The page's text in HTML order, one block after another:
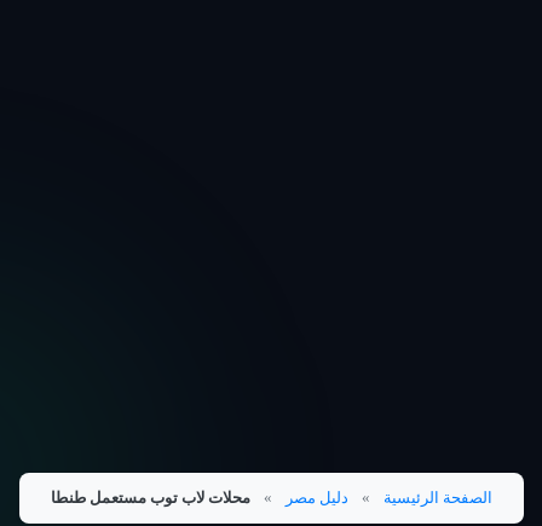
الصفحة الرئيسية » دليل مصر » محلات لاب توب مستعمل طنطا